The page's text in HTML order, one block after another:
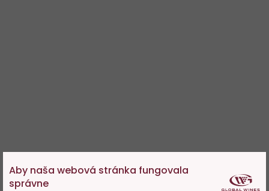
Aby naša webová stránka fungovala
správne